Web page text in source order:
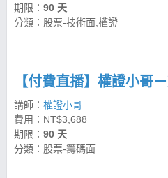
期限： 90 天
分類：股票-技術面,權證
【付費直播】權證小哥
講師： 權證小哥
費用：NT$3,688
期限： 90 天
分類：股票-籌碼面